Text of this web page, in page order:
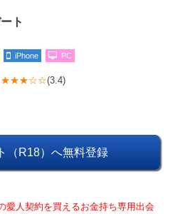
ト
iPhone PC
★★★☆☆(3.4)
（R18）へ無料登録
愛人契約を買えるお金持ち専用出会